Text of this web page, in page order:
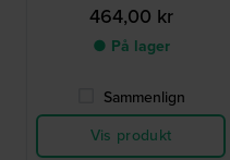
464,00 kr
● På lager
Sammenlign
Vis produkt